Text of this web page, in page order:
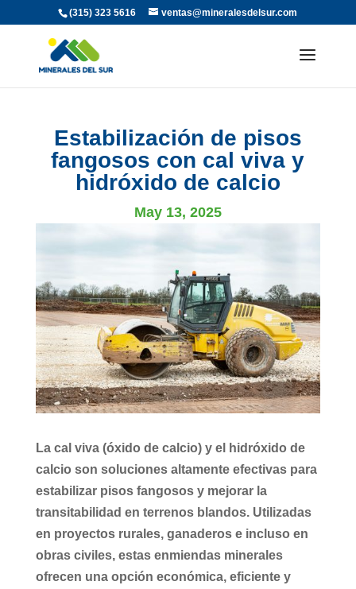
(315) 323 5616 ventas@mineralesdelsur.com
Estabilización de pisos
fangosos con cal viva y
hidróxido de calcio
May 13, 2025
La cal viva(óxido de calcio) y el
hidróxido de
calcio son soluciones altamente efectivas para
estabilizar pisos fangosos y mejorar la
transitabilidad en terrenos blandos. Utilizadas
en proyectos rurales, ganaderos e incluso en
obras civiles, estas enmiendas minerales
ofrecen una opción económica, eficiente y